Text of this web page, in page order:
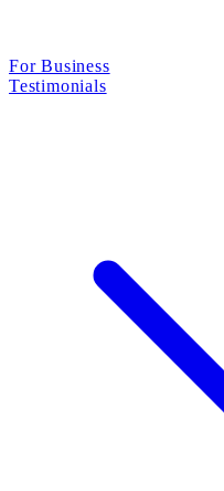
For Business
Testimonials